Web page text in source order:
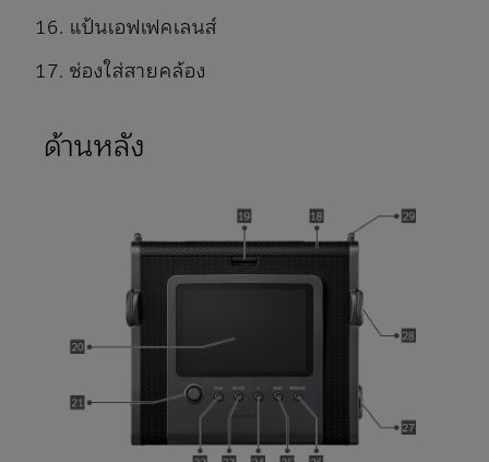
แป้นเอฟเฟคเลนส์
ช่องใส่สายคล้อง
ด้านหลัง